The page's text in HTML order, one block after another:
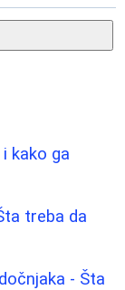
kako ga
treba da
- Šta